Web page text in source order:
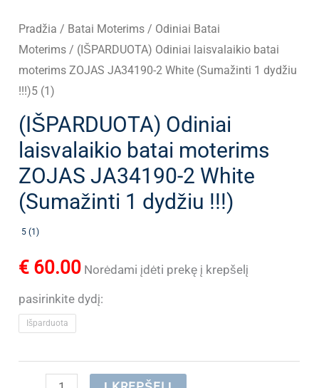
Pradžia / Batai Moterims / Odiniai Batai
Moterims / (IŠPARDUOTA) Odiniai laisvalaikio batai
moterims ZOJAS JA34190-2 White (Sumažinti 1 dydžiu
!!!)5 (1)
(IŠPARDUOTA) Odiniai
laisvalaikio batai moterims
ZOJAS JA34190-2 White
(Sumažinti 1 dydžiu !!!)
5 (1)
€ 60.00 Norėdami įdėti prekę į krepšelį
pasirinkite dydį:
Išparduota
produkto